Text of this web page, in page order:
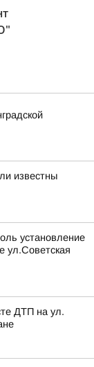
известны
установление
ул.Советская
ДТП на ул.